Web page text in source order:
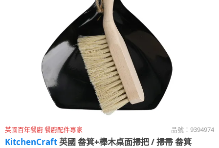
英國百年餐廚 餐廚配件專家 品號： 9394974
KitchenCraft英國 畚箕+櫸木桌面掃把 / 掃帚 畚箕